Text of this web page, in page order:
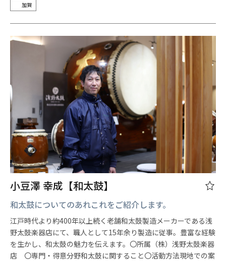
加賀
小豆澤 幸成【和太鼓】
和太鼓についてのあれこれをご紹介します。
江戸時代より約400年以上続く老舗和太鼓製造メーカーである浅
野太鼓楽器店にて、職人として15年余り製造に従事。豊富な経験
を生かし、和太鼓の魅力を伝えます。〇所属（株）浅野太鼓楽器
店 〇専門・得意分野和太鼓に関すること〇活動方法現地での案